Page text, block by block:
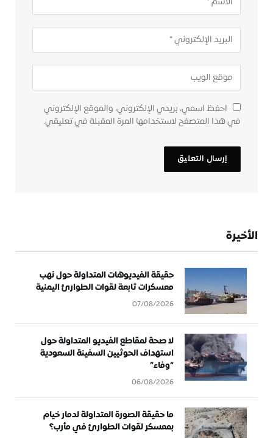
احفظ اسمي، بريدي الإلكتروني، والموقع الإلكتروني
في هذا المتصفح لاستخدامها المرة المقبلة في تعليقي.
الأخيرة
حقيقة الفيديوهات المتداولة حول نهب
معسكرات تابعة لقوات الطوارئ اليمنية
07/08/2026
لا صحة لمقاطع الفيديو المتداولة حول
استهداف الحوثيين السفينة السعودية
“وفاء”
06/08/2026
ما حقيقة الصورة المتداولة لدمار خيام
بمعسكر لقوات الطوارئ في مأرب؟